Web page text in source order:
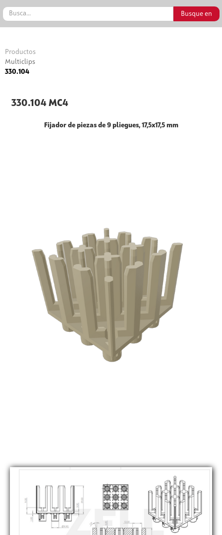
Productos
Multiclips
330.104
330.104 MC4
Fijador de piezas de 9 pliegues, 17,5x17,5 mm